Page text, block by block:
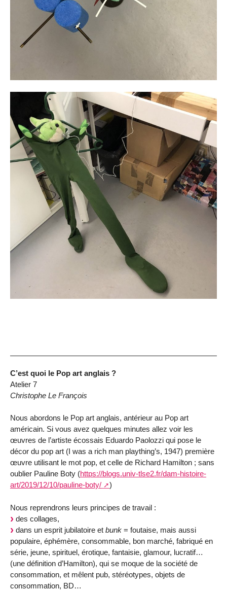
C’est quoi le Pop art anglais ?
Atelier 7
Christophe Le François
Nous abordons le Pop art anglais, antérieur au Pop art
américain. Si vous avez quelques minutes allez voir les
œuvres de l’artiste écossais Eduardo Paolozzi qui pose le
décor du pop art (I was a rich man plaything’s, 1947) première
œuvre utilisant le mot pop, et celle de Richard Hamilton ; sans
oublier Pauline Boty (https://blogs.univ-tlse2.fr/dam-histoire-
art/2019/12/10/pauline-boty/
)
Nous reprendrons leurs principes de travail :
des collages,
dans un esprit jubilatoire et bunk = foutaise, mais aussi
populaire, éphémère, consommable, bon marché, fabriqué en
série, jeune, spirituel, érotique, fantaisie, glamour, lucratif…
(une définition d’Hamilton), qui se moque de la société de
consommation, et mêlent pub, stéréotypes, objets de
consommation, BD…